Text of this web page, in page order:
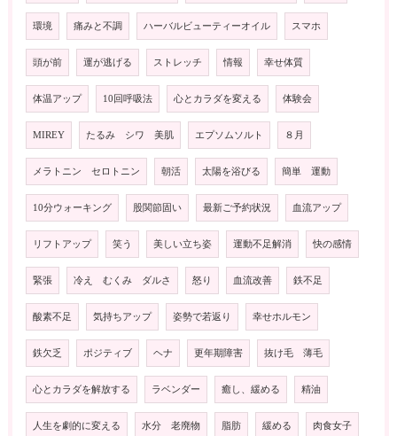
環境 痛みと不調 ハーバルビューティーオイル スマホ
頭が前 運が逃げる ストレッチ 情報 幸せ体質
体温アップ 10回呼吸法 心とカラダを変える 体験会
MIREY たるみ シワ 美肌 エプソムソルト ８月
メラトニン セロトニン 朝活 太陽を浴びる 簡単 運動
10分ウォーキング 股関節固い 最新ご予約状況 血流アップ
リフトアップ 笑う 美しい立ち姿 運動不足解消 快の感情
緊張 冷え むくみ ダルさ 怒り 血流改善 鉄不足
酸素不足 気持ちアップ 姿勢で若返り 幸せホルモン
鉄欠乏 ポジティブ ヘナ 更年期障害 抜け毛 薄毛
心とカラダを解放する ラベンダー 癒し、緩める 精油
人生を劇的に変える 水分 老廃物 脂肪 緩める 肉食女子